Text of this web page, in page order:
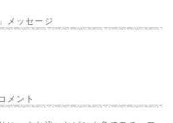
メッセージ
メント